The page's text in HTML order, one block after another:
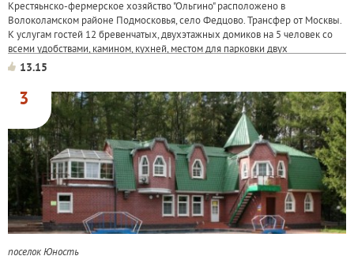
Крестяьнско-фермерское хозяйство "Ольгино" расположено в
Волоколамском районе Подмосковья, село Федцово. Трансфер от Москвы.
К услугам гостей 12 бревенчатых, двухэтажных домиков на 5 человек со
всеми удобствами, камином, кухней, местом для парковки двух
автомобилей и мангалом. Возможна...
13.15
3
поселок Юность